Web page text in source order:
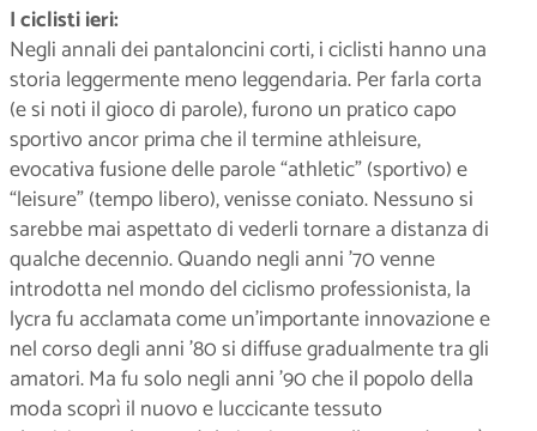
I ciclisti ieri:
Negli annali dei pantaloncini corti, i ciclisti hanno una
storia leggermente meno leggendaria. Per farla corta
(e si noti il gioco di parole), furono un pratico capo
sportivo ancor prima che il termine athleisure,
evocativa fusione delle parole “athletic” (sportivo) e
“leisure” (tempo libero), venisse coniato. Nessuno si
sarebbe mai aspettato di vederli tornare a distanza di
qualche decennio. Quando negli anni ’70 venne
introdotta nel mondo del ciclismo professionista, la
lycra fu acclamata come un’importante innovazione e
nel corso degli anni ’80 si diffuse gradualmente tra gli
amatori. Ma fu solo negli anni ’90 che il popolo della
moda scoprì il nuovo e luccicante tessuto